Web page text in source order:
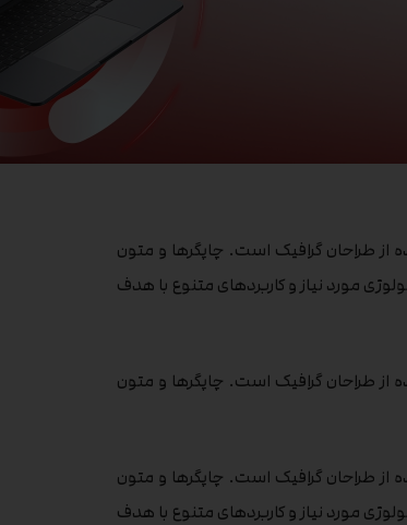
از طراحان گرافیک است. چاپگرها و متون
مورد نیاز و کاربردهای متنوع با هدف
از طراحان گرافیک است. چاپگرها و متون
از طراحان گرافیک است. چاپگرها و متون
مورد نیاز و کاربردهای متنوع با هدف